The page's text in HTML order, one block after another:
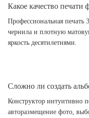
Какое качество печати
Профессиональная печать
чернила и плотную
яркость десятилетиями.
Сложно ли создать
Конструктор интуитивно
авторазмещение фото,